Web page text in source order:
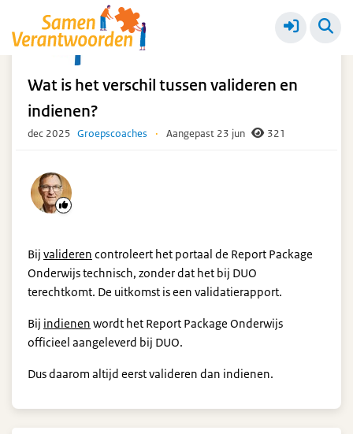
Proefjaar Meer
Wat is het verschil tussen valideren en
indienen?
dec 2025 Groepscoaches · Aangepast 23 jun 321
Bij valideren controleert het portaal de Report Package
Onderwijs technisch, zonder dat het bij DUO
terechtkomt. De uitkomst is een validatierapport.
Bij indienen wordt het Report Package Onderwijs
officieel aangeleverd bij DUO.
Dus daarom altijd eerst valideren dan indienen.